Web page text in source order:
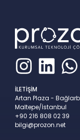
İLETİŞİM
Artan Plaza -
Maltepe/İstanbul
+90 216 808 02 39
bilgi@prozon.net